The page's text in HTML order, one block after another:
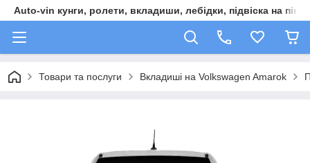
Auto-vin кунги, ролети, вкладиши, лебідки, підвіска на пікап
Товари та послуги Вкладиші на Volkswagen Amarok